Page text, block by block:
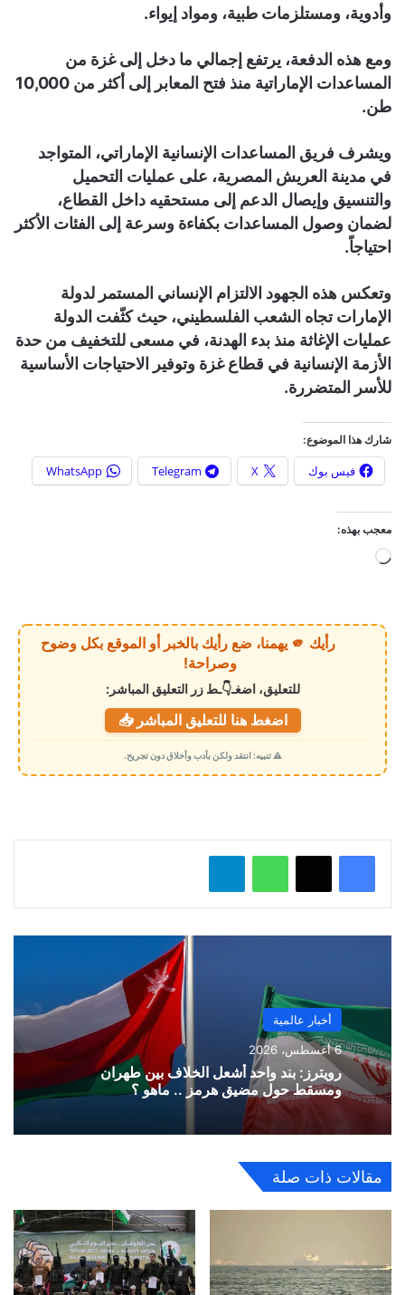
وأدوية، ومستلزمات طبية، ومواد إيواء.
ومع هذه الدفعة، يرتفع إجمالي ما دخل إلى غزة من
المساعدات الإماراتية منذ فتح المعابر إلى أكثر من 10,000
طن.
ويشرف فريق المساعدات الإنسانية الإماراتي، المتواجد
في مدينة العريش المصرية، على عمليات التحميل
والتنسيق وإيصال الدعم إلى مستحقيه داخل القطاع،
لضمان وصول المساعدات بكفاءة وسرعة إلى الفئات الأكثر
احتياجاً.
وتعكس هذه الجهود الالتزام الإنساني المستمر لدولة
الإمارات تجاه الشعب الفلسطيني، حيث كثّفت الدولة
عمليات الإغاثة منذ بدء الهدنة، في مسعى للتخفيف من حدة
الأزمة الإنسانية في قطاع غزة وتوفير الاحتياجات الأساسية
للأسر المتضررة.
شارك هذا الموضوع:
فيس بوك X
Telegram
WhatsApp
معجب بهذه:
ي
م
ي
رأيك 🫵 يهمنا، ضع رأيك بالخبر أو الموقع بكل وضوح
وصراحة!
للتعليق، اضغـ👇ـط زر التعليق المباشر:
اضغط هنا للتعليق المباشر 📥
⚠️ تنبيه: انتقد ولكن بأدب وأخلاق دون تجريح.
واتساب
أخبار عالمية
6 أغسطس، 2026
رويترز: بند واحد أشعل الخلاف بين طهران
ومسقط حول مضيق هرمز .. ماهو ؟
مقالات ذات صلة